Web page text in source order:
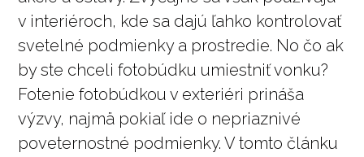
v interiéroch, kde sa dajú ľahko kontrolovať
svetelné podmienky a prostredie. No čo ak
by ste chceli fotobúdku umiestniť vonku?
Fotenie fotobúdkou v exteriéri prináša
výzvy, najmä pokiaľ ide o nepriaznivé
poveternostné podmienky. V tomto článku